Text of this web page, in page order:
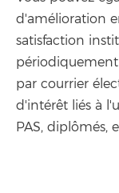
d'amélioration
satisfaction
par courrier
d'intérêt liés à
PAS, diplômés,